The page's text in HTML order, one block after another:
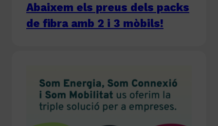
Abaixem els preus dels packs
de fibra amb 2 i 3 mòbils!